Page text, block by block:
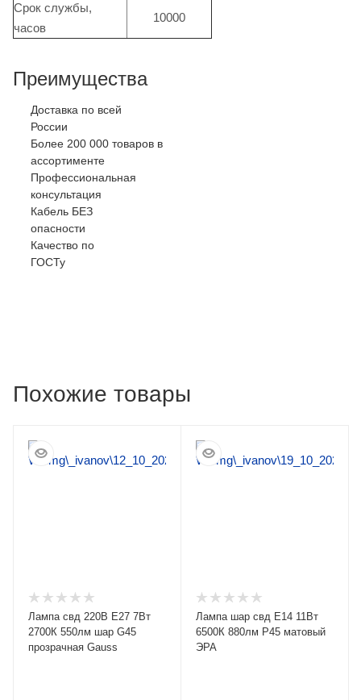
Срок службы,
часов
10000
Преимущества
Доставка по всей
России
Более 200 000 товаров в
ассортименте
Профессиональная
консультация
Кабель БЕЗ
опасности
Качество по
ГОСТу
Похожие товары
Лампа свд 220В E27 7Вт
2700К 550лм шар G45
прозрачная Gauss
Лампа шар свд Е14 11Вт
6500К 880лм P45 матовый
ЭРА